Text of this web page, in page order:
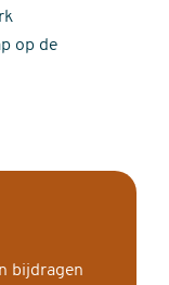
op de
bijdragen